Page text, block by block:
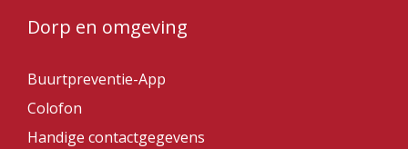
Dorp en omgeving
Buurtpreventie-App
Colofon
Handige contactgegevens